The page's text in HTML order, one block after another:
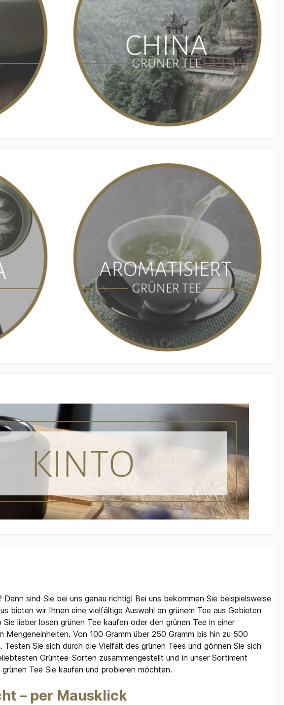
sind Sie bei uns genau richtig! Bei uns bekommen Sie beispielsweise
bieten wir Ihnen eine vielfältige Auswahl an grünem Tee aus Gebieten
lieber losen grünen Tee kaufen oder den grünen Tee in einer
Von 100 Gramm über 250 Gramm bis hin zu 500
Sie sich durch die Vielfalt des grünen Tees und gönnen Sie sich
Grüntee-Sorten zusammengestellt und in unser Sortiment
Tee Sie kaufen und probieren möchten.
– per Mausklick